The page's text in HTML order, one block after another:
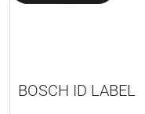
BOSCH ID LABEL